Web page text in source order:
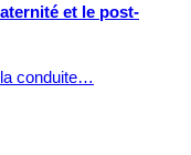
et le post-
conduite…